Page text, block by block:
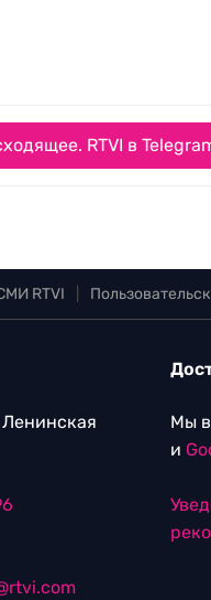
RTVI в
RTVI
Ленинская
Мы в
и